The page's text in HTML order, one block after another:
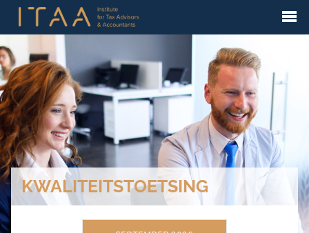
KWALITEITSTOETSING